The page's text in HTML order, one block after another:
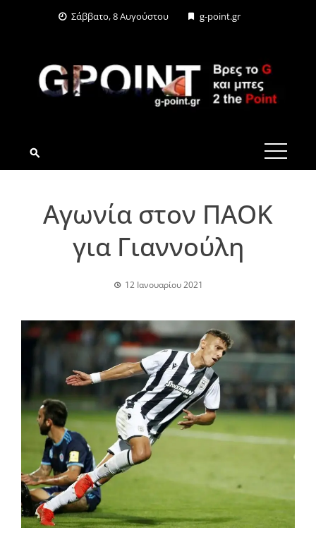
Σάββατο, 8 Αυγούστου g-point.gr
G-POINT.GR
Αγωνία στον ΠΑΟΚ
για Γιαννούλη
12 Ιανουαρίου 2021